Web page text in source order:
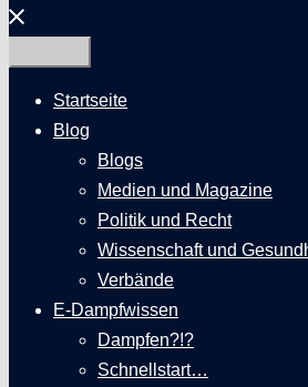
Menü
schließen
Startseite
Blog
Blogs
Medien und Magazine
Politik und Recht
Wissenschaft und
Verbände
E-Dampfwissen
Dampfen?!?
Schnellstart…